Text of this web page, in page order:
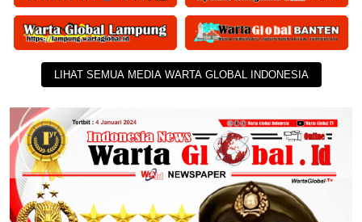
LIHAT SEMUA MEDIA WARTA GLOBAL INDONESIA